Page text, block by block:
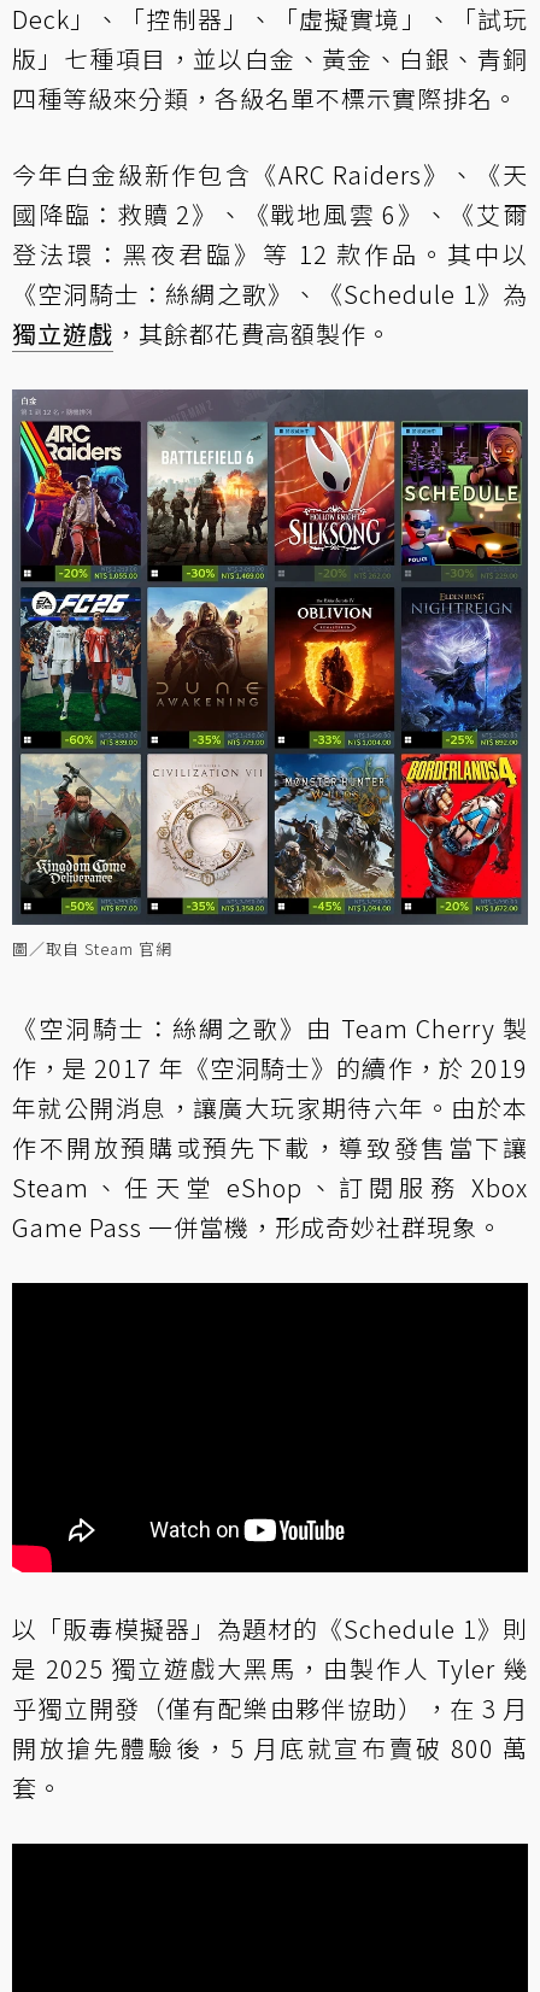
Deck」、「控制器」、「虛擬實境」、「試玩
版」七種項目，並以白金、黃金、白銀、青銅
四種等級來分類，各級名單不標示實際排名。
今年白金級新作包含《ARC Raiders》、《天
國降臨：救贖 2》、《戰地風雲 6》、《艾爾
登法環：黑夜君臨》等 12 款作品。其中以
《空洞騎士：絲綢之歌》、《Schedule 1》為
獨立遊戲 ，其餘都花費高額製作。
圖／取自 Steam 官網
《空洞騎士：絲綢之歌》由 Team Cherry 製
作，是 2017 年《空洞騎士》的續作，於 2019
年就公開消息，讓廣大玩家期待六年。由於本
作不開放預購或預先下載，導致發售當下讓
Steam、任天堂 eShop、訂閱服務 Xbox
Game Pass 一併當機，形成奇妙社群現象。
以「販毒模擬器」為題材的《Schedule 1》則
是 2025 獨立遊戲大黑馬，由製作人 Tyler 幾
乎獨立開發（僅有配樂由夥伴協助），在 3 月
開放搶先體驗後，5 月底就宣布賣破 800 萬
套。